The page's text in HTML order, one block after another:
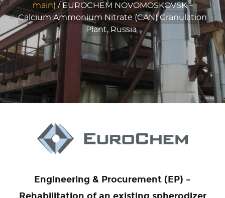
main) /EUROCHEM NOVOMOSKOVSK –
Calcium Ammonium Nitrate (CAN) Granulation
Plant, Russia
Engineering & Procurement (EP) –
Rehabilitation of an existing spherodizer